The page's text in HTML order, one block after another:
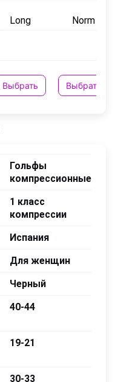
Long
Выбрать
Norm
Выбрать
Гольфы
компрессионные
1 класс
компрессии
Испания
Для женщин
Черный
40-44
19-21
30-33